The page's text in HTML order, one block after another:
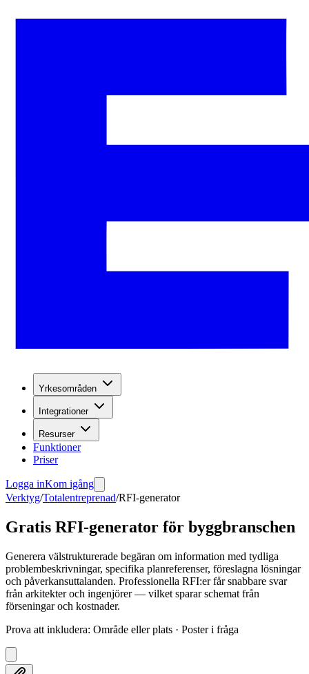
Yrkesområden
Integrationer
Resurser
Funktioner
Priser
Logga inKom igång
Verktyg/Totalentreprenad/RFI-generator
Gratis RFI-generator för byggbranschen
Generera välstrukturerade begäran om information med tydliga
problembeskrivningar, specifika planreferenser, föreslagna lösningar
och påverkansuttalanden. Professionella RFI:er får snabbare svar
från arkitekter och ingenjörer — vilket sparar schemat från
förseningar och kostnader.
Prova att inkludera: Område eller plats · Poster i fråga